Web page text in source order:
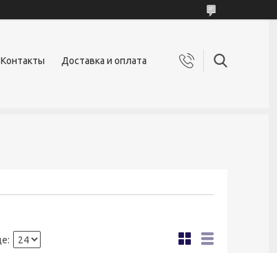
Контакты Доставка и оплата